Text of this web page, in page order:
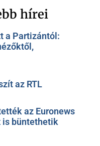
hírei
a Partizántól:
az RTL
az Euronews
is büntethetik